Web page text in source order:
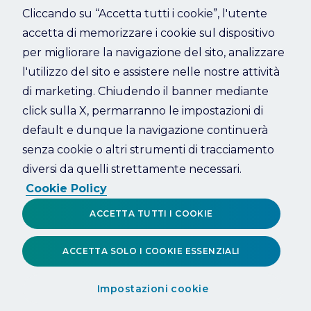
Refresh
Cliccando su “Accetta tutti i cookie”, l'utente
accetta di memorizzare i cookie sul dispositivo
per migliorare la navigazione del sito, analizzare
l'utilizzo del sito e assistere nelle nostre attività
di marketing. Chiudendo il banner mediante
click sulla X, permarranno le impostazioni di
default e dunque la navigazione continuerà
senza cookie o altri strumenti di tracciamento
diversi da quelli strettamente necessari.
Cookie Policy
Impostazioni cookie
ACCETTA SOLO I COOKIE ESSENZIALI
ACCETTA TUTTI I COOKIE